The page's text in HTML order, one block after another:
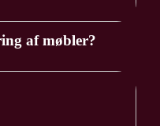
af møbler?